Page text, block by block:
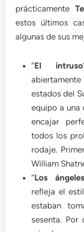
prácticamente
estos últimos
algunas de sus
“El intruso
estados del
equipo a una
encajar
todos los
rodaje.
William
“Los
refleja el
estaban
sesenta.